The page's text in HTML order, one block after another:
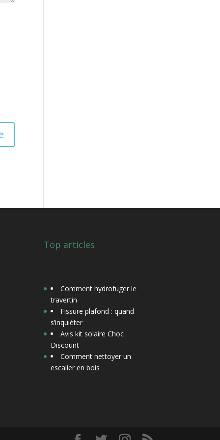
Top articles
Comment hydrofuger le
travertin
Fissure plafond : quand
s’inquiéter
Avis kit solaire Choc
Discount
Comment nettoyer un
escalier en bois